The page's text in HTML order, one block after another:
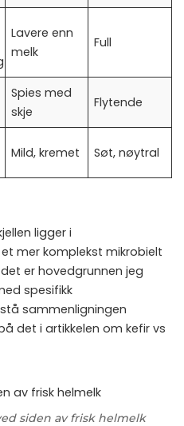
Lavere enn
melk
Full
Spies med
skje
Flytende
Mild, kremet Søt, nøytral
ligger i
mer komplekst mikrobielt
er hovedgrunnen jeg
spesifikk
sammenligningen
det i artikkelen om kefir vs
siden av frisk helmelk